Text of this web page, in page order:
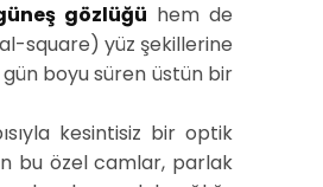
gözlüğü hem de
square) yüz şekillerine
boyu süren üstün bir
kesintisiz bir optik
bu özel camlar, parlak